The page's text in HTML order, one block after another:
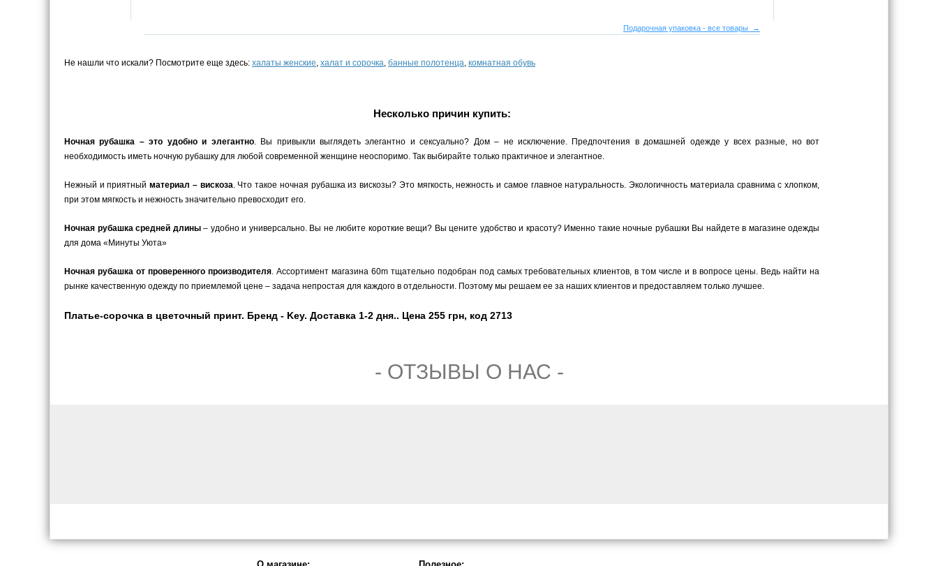
Подарочная упаковка - все товары →
Не нашли что искали? Посмотрите еще здесь: халаты женские, халат и сорочка, банные полотенца, комнатная обувь
Несколько причин купить:
Ночная рубашка – это удобно и элегантно. Вы привыкли выглядеть элегантно и сексуально? Дом – не исключение. Предпочтения в домашней одежде у всех разные, но вот
необходимость иметь ночную рубашку для любой современной женщине неоспоримо. Так выбирайте только практичное и элегантное.
Нежный и приятныйматериал – вискоза. Что такое ночная рубашка из вискозы? Это мягкость, нежность и самое главное натуральность. Экологичность материала сравнима с хлопком,
при этом мягкость и нежность значительно превосходит его.
Ночная рубашка средней длины– удобно и универсально. Вы не любите короткие вещи? Вы цените удобство и красоту? Именно такие ночные рубашки Вы найдете в магазине одежды
для дома «Минуты Уюта»
Ночная рубашка от проверенного производителя. Ассортимент магазина 60m тщательно подобран под самых требовательных клиентов, в том числе и в вопросе цены. Ведь найти на
рынке качественную одежду по приемлемой цене – задача непростая для каждого в отдельности. Поэтому мы решаем ее за наших клиентов и предоставляем только лучшее.
Платье-сорочка в цветочный принт. Бренд - Key. Доставка 1-2 дня.. Цена 255 грн, код 2713
- ОТЗЫВЫ О НАС -